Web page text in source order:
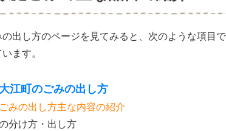
の出し方のページを見てみると、次のような項目
ます。
江町のごみの出し方
みの出し方主な内容の紹介
分け方・出し方